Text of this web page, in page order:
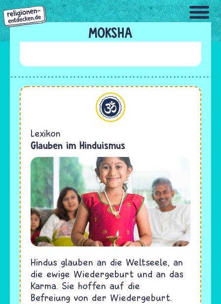
Direkt
zum
Inhalt
MOKSHA
Hinduismus
Lexikon
Glauben im Hinduismus
Hindus glauben an die Weltseele, an
die ewige Wiedergeburt und an das
Karma. Sie hoffen auf die
Befreiung von der Wiedergeburt.